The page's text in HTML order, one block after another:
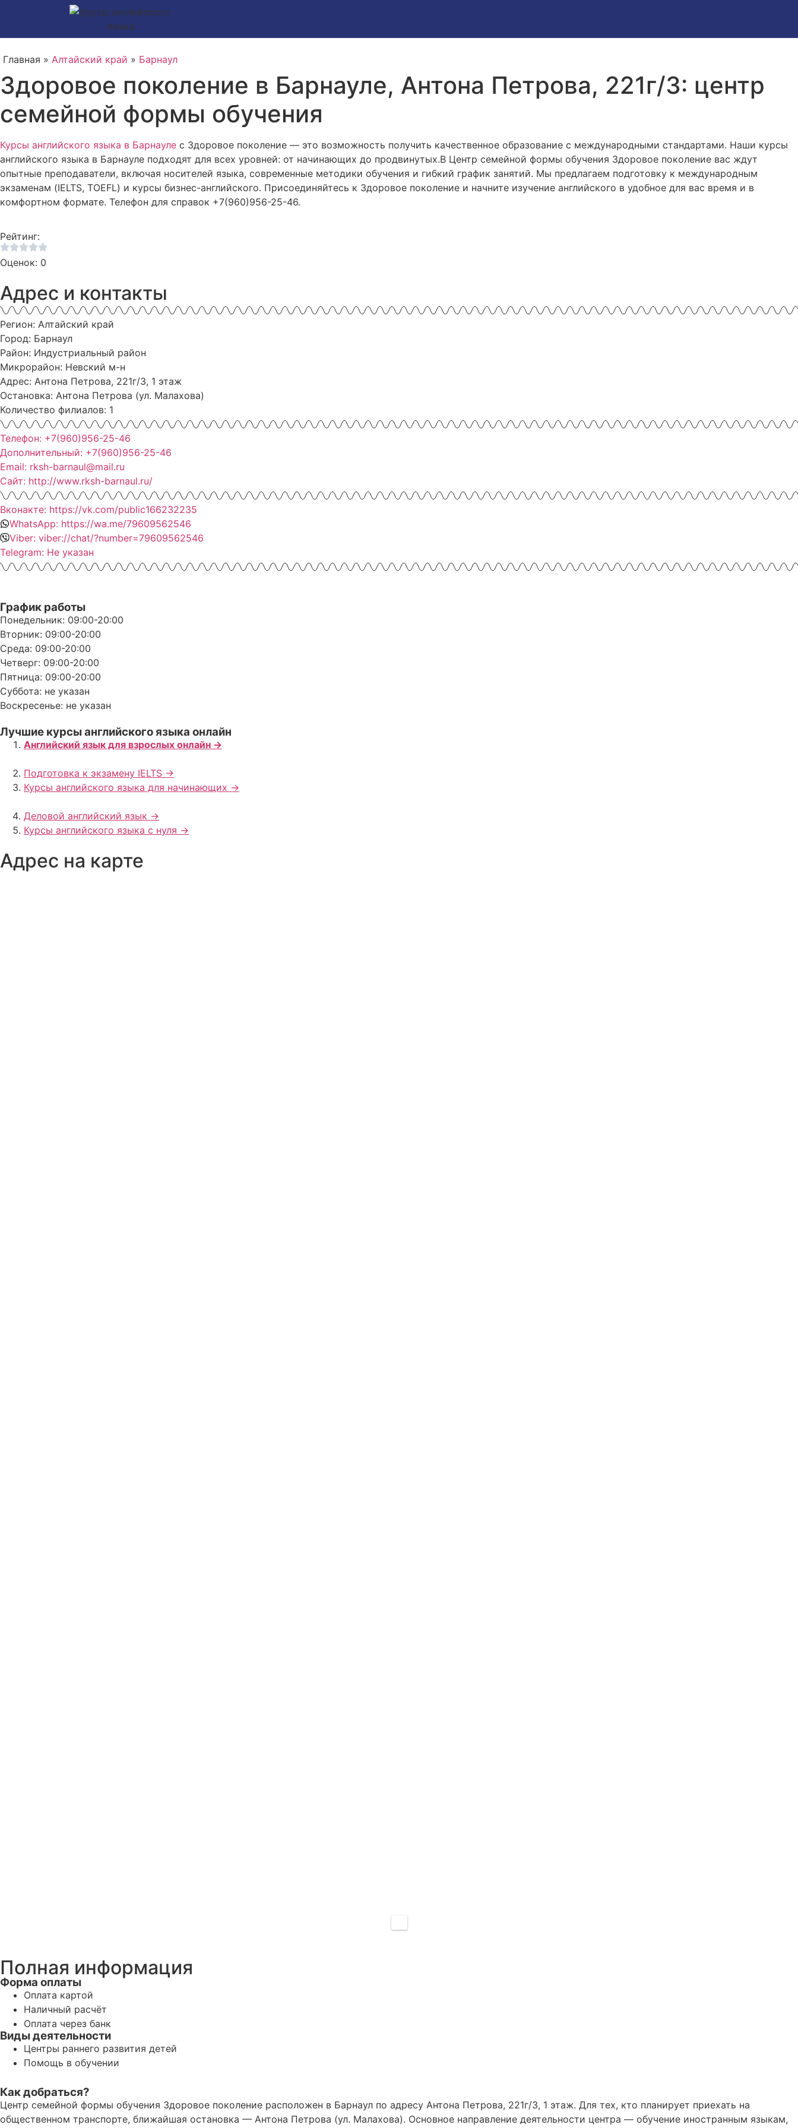
Главная » Алтайский край » Барнаул
Здоровое поколение в Барнауле, Антона Петрова, 221г/3: центр
семейной формы обучения
Курсы английского языка в Барнауле с Здоровое поколение — это возможность получить качественное образование с международными стандартами. Наши курсы
английского языка в Барнауле подходят для всех уровней: от начинающих до продвинутых.В Центр семейной формы обучения Здоровое поколение вас ждут
опытные преподаватели, включая носителей языка, современные методики обучения и гибкий график занятий. Мы предлагаем подготовку к международным
экзаменам (IELTS, TOEFL) и курсы бизнес-английского. Присоединяйтесь к Здоровое поколение и начните изучение английского в удобное для вас время и в
комфортном формате. Телефон для справок +7(960)956-25-46.
Рейтинг:
Оценок: 0
Адрес и контакты
Регион: Алтайский край
Город: Барнаул
Район: Индустриальный район
Микрорайон: Невский м-н
Адрес: Антона Петрова, 221г/3, 1 этаж
Остановка: Антона Петрова (ул. Малахова)
Количество филиалов: 1
Телефон: +7(960)956-25-46
Дополнительный: +7(960)956-25-46
Email: rksh-barnaul@mail.ru
Сайт: http://www.rksh-barnaul.ru/
Вконакте: https://vk.com/public166232235
WhatsApp: https://wa.me/79609562546
Viber: viber://chat/?number=79609562546
Telegram: Не указан
График работы
Понедельник: 09:00-20:00
Вторник: 09:00-20:00
Среда: 09:00-20:00
Четверг: 09:00-20:00
Пятница: 09:00-20:00
Суббота: не указан
Воскресенье: не указан
Лучшие курсы английского языка онлайн
Английский язык для взрослых онлайн ->
Подготовка к экзамену IELTS ->
Курсы английского языка для начинающих ->
Деловой английский язык ->
Курсы английского языка с нуля ->
Адрес на карте
Полная информация
Форма оплаты
Оплата картой
Наличный расчёт
Оплата через банк
Виды деятельности
Центры раннего развития детей
Помощь в обучении
Как добраться?
Центр семейной формы обучения Здоровое поколение расположен в Барнаул по адресу Антона Петрова, 221г/3, 1 этаж. Для тех, кто планирует приехать на
общественном транспорте, ближайшая остановка — Антона Петрова (ул. Малахова). Основное направление деятельности центра — обучение иностранным языкам,